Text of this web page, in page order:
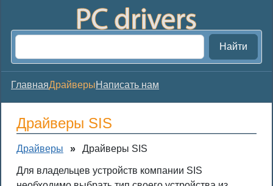
Найти
ГлавнаяДрайверыНаписать нам
Драйверы SIS
Драйверы » Драйверы SIS
Для владельцев устройств компании SIS